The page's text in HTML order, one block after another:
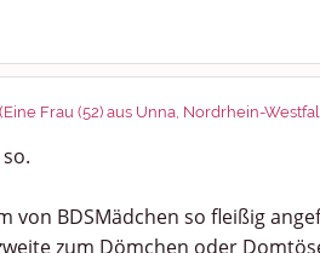
Frau (52) aus Unna, Nordrhein-
von BDSMädchen so fleißig
zum Dömchen oder